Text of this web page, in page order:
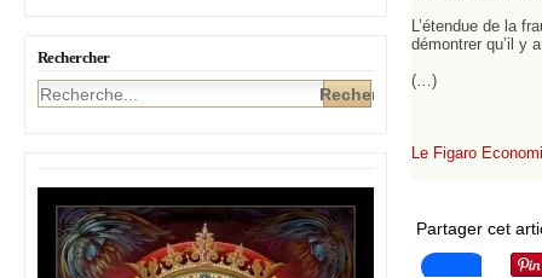
Rechercher
L’étendue de la
démontrer qu’il y
(…)
Le Figaro
Partager cet